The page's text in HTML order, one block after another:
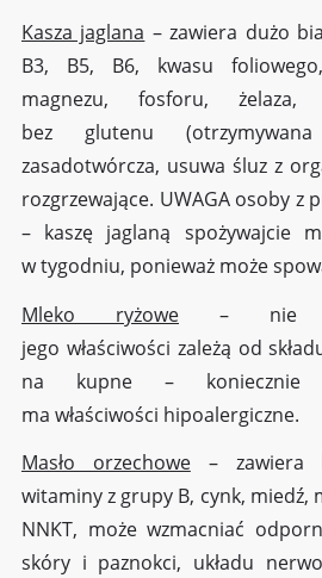
Kasza jaglana – zawiera dużo
B3, B5, B6, kwasu
magnezu, fosforu, żelaza,
bez glutenu
zasadotwórcza, usuwa śluz z
rozgrzewające. UWAGA osoby z
– kaszę jaglaną spożywajcie
w tygodniu, ponieważ może
Mleko ryżowe – nie
jego właściwości zależą od
na kupne – koniecznie
ma właściwości hipoalergiczne.
Masło orzechowe– zawiera
witaminy z grupy B, cynk, miedź,
NNKT, może wzmacniać
skóry i paznokci, układu